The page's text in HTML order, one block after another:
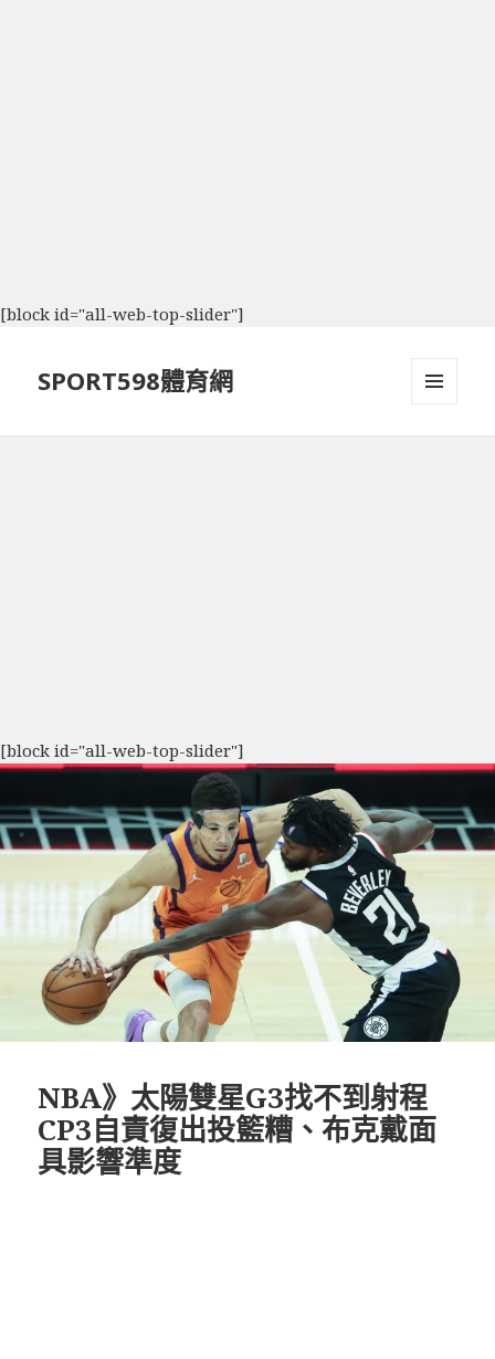
[block id="all-web-top-slider"]
SPORT598體育網
[block id="all-web-top-slider"]
NBA》太陽雙星G3找不到射程
CP3自責復出投籃糟、布克戴面
具影響準度